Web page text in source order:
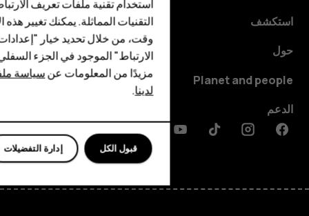
HMD Terra M
HMD DUB
HMD Watch
للأعمال
استكشف
حول
Planet and people
الدعم
Facebook
Instagram
Tiktok
Youtube
Linkedin
Discord
استخدام تقنية ملفات تعريف
التقنيات المماثلة. يمكنك تغيير
وقت، من خلال تحديد خيار
الارتباط" الموجود في الجزء
مزيدًا من المعلومات عنسياسة
لدينا.
إدارة التفضيلات قبول الكل